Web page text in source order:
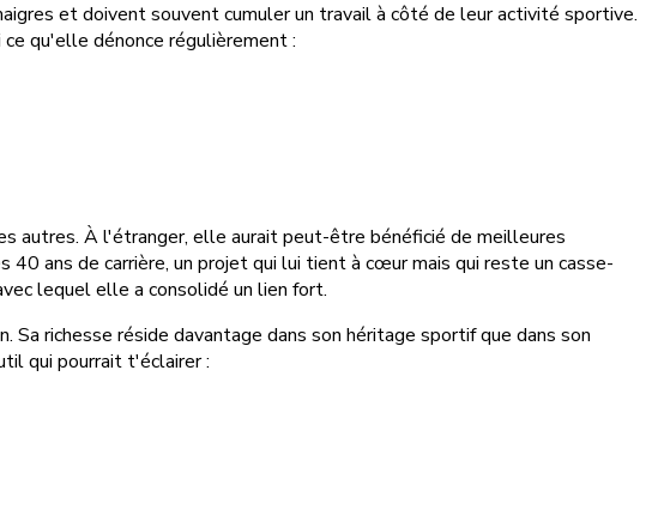
et doivent souvent cumuler un travail à côté de leur activité sportive.
qu'elle dénonce régulièrement :
autres. À l'étranger, elle aurait peut-être bénéficié de meilleures
ans de carrière, un projet qui lui tient à cœur mais qui reste un casse-
lequel elle a consolidé un lien fort.
richesse réside davantage dans son héritage sportif que dans son
qui pourrait t'éclairer :